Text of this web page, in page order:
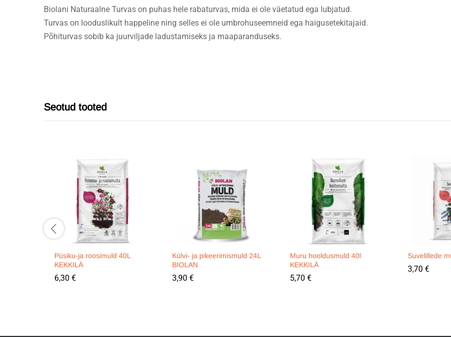
Biolani Naturaalne Turvas on puhas hele rabaturvas, mida ei ole väetatud ega lubjatud.
Turvas on looduslikult happeline ning selles ei ole umbrohuseemneid ega haigusetekitajaid.
Põhiturvas sobib ka juurviljade ladustamiseks ja maaparanduseks.
Seotud tooted
Püsiku-ja roosimuld 40L
KEKKILÄ
6,30 €
Külvi- ja pikeerimismuld 24L
BIOLAN
3,90 €
Muru hooldusmuld 40l
KEKKILÄ
5,70 €
Suvelillede
3,70 €